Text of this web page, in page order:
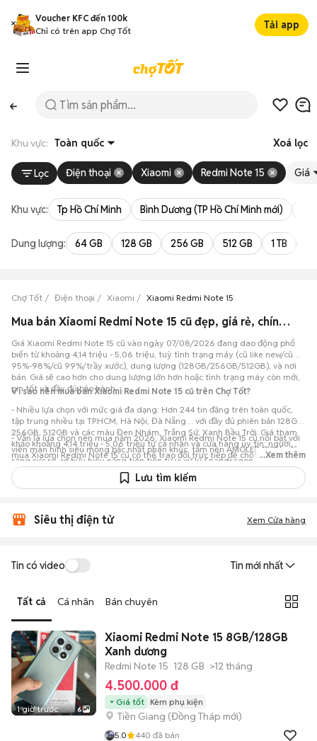
Voucher KFC đến 100k
Chỉ có trên app Chợ Tốt
Tải app
Khu vực: Toàn quốc Xoá lọc
Lọc Điện thoại Xiaomi Redmi Note 15 Giá
Khu vực: Tp Hồ Chí Minh Bình Dương (TP Hồ Chí Minh mới)
Dung lượng: 64 GB 128 GB 256 GB 512 GB 1 TB
Chợ Tốt Điện thoại Xiaomi Xiaomi Redmi Note 15
Mua bán Xiaomi Redmi Note 15 cũ đẹp, giá rẻ, chính hãng, có trả góp 0%
Giá Xiaomi Redmi Note 15 cũ vào ngày 07/08/2026 đang dao động phổ
biến từ khoảng 4,14 triệu - 5,06 triệu, tuỳ tình trạng máy (cũ like new/cũ
95%-98%/cũ 99%/trầy xước), dung lượng (128GB/256GB/512GB), và nơi
bán. Giá sẽ cao hơn cho dung lượng lớn hơn hoặc tình trạng máy còn mới,
pin tốt và đầy đủ bảo hành.
Vì sao nên mua bán Xiaomi Redmi Note 15 cũ trên Chợ Tốt?
- Nhiều lựa chọn với mức giá đa dạng: Hơn 244 tin đăng trên toàn quốc,
tập trung nhiều tại TP.HCM, Hà Nội, Đà Nẵng… với đầy đủ phiên bản 128GB,
256GB, 512GB và các màu Đen Nhám, Trắng Sứ, Xanh Bầu Trời. Giá tham
khảo khoảng 4,14 triệu - 5,06 triệu từ cá nhân và cửa hàng uy tín; người
mua Xiaomi Redmi Note 15 cũ có thể trao đổi trực tiếp để chốt mức giá
phù hợp ngân sách.
- Vẫn là lựa chọn nên mua năm 2026: Xiaomi Redmi Note 15 cũ nổi bật với
viền màn hình siêu mỏng bậc nhất phân khúc, tấm nền AMOLED 120Hz độ
sáng rực rỡ, sở hữu hiệu năng tiên tiến từ vi xử lý Snapdragon 6 Gen 3,
cụm camera cảm biến 50MP lớn thu sáng vượt trội, cùng viên pin khổng lồ
5500mAh, mang lại trải nghiệm toàn diện không khuyết điểm với mức giá
...Xem thêm
Lưu tìm kiếm
Siêu thị điện tử Xem Cửa hàng
Tin có video Tin mới nhất
Tất cả Cá nhân Bán chuyên
1 giờ trước 6
Xiaomi Redmi Note 15 8GB/128GB
Xanh dương
Redmi Note 15 128 GB >12 tháng
4.500.000 đ
Giá tốt Kèm phụ kiện
Tiền Giang (Đồng Tháp mới)
5.0 440 đã bán